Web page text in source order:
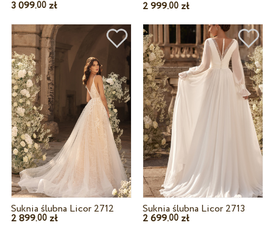
3 099.00zł 2 999.00 zł
Suknia ślubna Licor 2712
2 899.00zł
Suknia ślubna Licor 2713
2 699.00 zł